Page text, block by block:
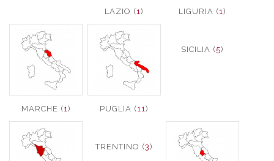
LAZIO (1) LIGURIA (1)
MARCHE (1) PUGLIA (11)
SICILIA (5)
TRENTINO (3)